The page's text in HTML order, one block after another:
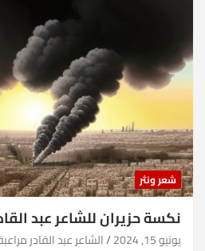
شعر ونثر
نكسة حزيران للشاعر عبد
يونيو 15, 2024 الشاعر عبد القادر